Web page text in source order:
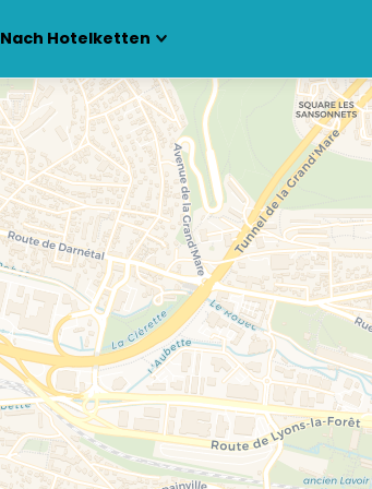
Nach Hotelketten